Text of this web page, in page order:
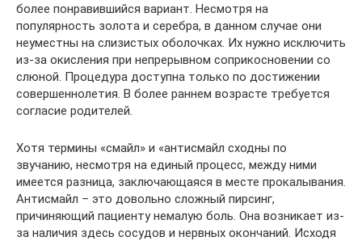
более понравившийся вариант. Несмотря на
популярность золота и серебра, в данном случае они
неуместны на слизистых оболочках. Их нужно исключить
из-за окисления при непрерывном соприкосновении со
слюной. Процедура доступна только по достижении
совершеннолетия. В более раннем возрасте требуется
согласие родителей.
Хотя термины «смайл» и «антисмайл сходны по
звучанию, несмотря на единый процесс, между ними
имеется разница, заключающаяся в месте прокалывания.
Антисмайл – это довольно сложный пирсинг,
причиняющий пациенту немалую боль. Она возникает из-
за наличия здесь сосудов и нервных окончаний. Исходя